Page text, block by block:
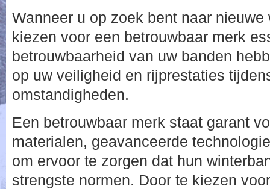
Wanneer u op zoek bent naar
kiezen voor een betrouwbaar merk
betrouwbaarheid van uw banden
op uw veiligheid en rijprestaties
omstandigheden.
Een betrouwbaar merk staat garant
materialen, geavanceerde
om ervoor te zorgen dat hun
strengste normen. Door te kiezen